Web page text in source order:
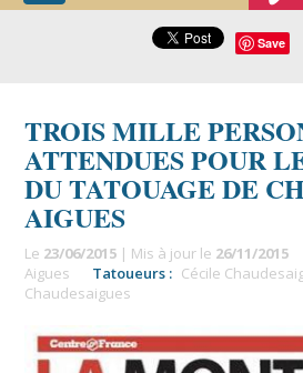
Save
TROIS MILLE
ATTENDUES POUR
DU TATOUAGE DE
AIGUES
Le 23/06/2015 | Mis à jour le 26/11/2015
Aigues
Tatoueurs : Cécile
Chaudesaigues